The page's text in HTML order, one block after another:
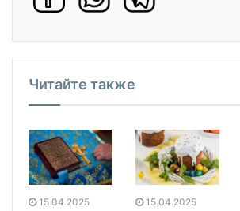
Читайте также
15.04.2025 15.04.2025